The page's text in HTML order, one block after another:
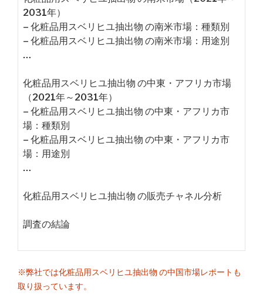
2031年）
– 化粧品用スベリヒユ抽出物 の南米市場：種類別
– 化粧品用スベリヒユ抽出物 の南米市場：用途別
…
化粧品用スベリヒユ抽出物 の中東・アフリカ市場
（2021年～2031年）
– 化粧品用スベリヒユ抽出物 の中東・アフリカ市
場：種類別
– 化粧品用スベリヒユ抽出物 の中東・アフリカ市
場：用途別
…
化粧品用スベリヒユ抽出物 の販売チャネル分析
調査の結論
※弊社では化粧品用スベリヒユ抽出物 の中国市場レポートも
取り扱っています。